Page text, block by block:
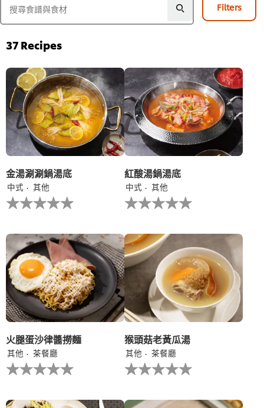
的
评
分
4.7，
共
5
分，
评
分
为
3。
伴
意
大
利
陳
年
白
蘭
分
为
5.0，
共
5
分，
评
分
为
评
级
Filters
37 Recipes
金湯涮涮鍋湯底
中式
其他
没
有
个
recipe
提
交
评
级
紅酸湯鍋湯底
中式
其他
没
有
个
recipe
提
交
火腿蛋沙律醬撈麵
其他
茶餐廳
没
有
个
猴頭菇老黃瓜湯
其他
茶餐廳
没
有
个